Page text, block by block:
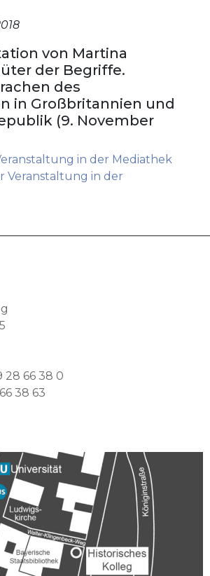
von Martina
der Begriffe.
des
in Großbritannien und
(9. November
in der Mediathek
Veranstaltung in der
28 66 38 0
38 63